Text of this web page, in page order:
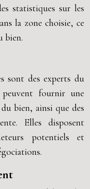
statistiques sur les
la zone choisie, ce
bien.
sont des experts du
fournir une
bien, ainsi que des
Elles disposent
potentiels et